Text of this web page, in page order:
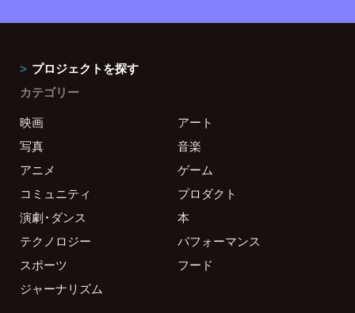
プロジェクトを探す
カテゴリー
映画
アート
写真
音楽
アニメ
ゲーム
コミュニティ
プロダクト
演劇・ダンス
本
テクノロジー
パフォーマンス
スポーツ
フード
ジャーナリズム